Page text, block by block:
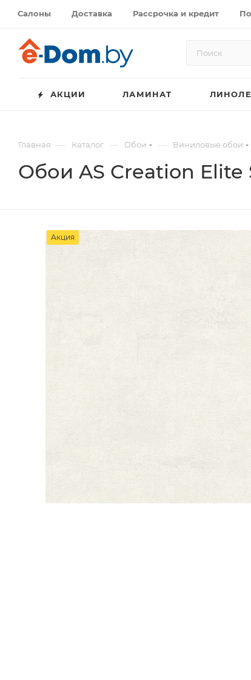
Салоны Доставка Рассрочка и кредит
АКЦИИ ЛАМИНАТ
Главная — Каталог — Обои — Виниловые обои
Обои AS Creation Elite
Акция